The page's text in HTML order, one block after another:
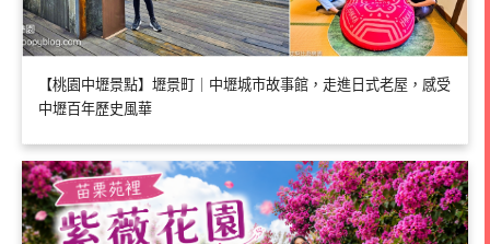
【桃園中壢景點】壢景町｜中壢城市故事館，走進日式老屋，感受
中壢百年歷史風華